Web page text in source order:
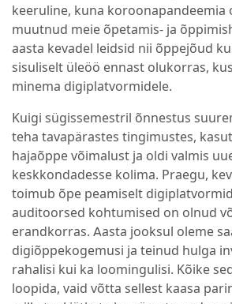
keeruline, kuna koroonapandeemia
muutnud meie õpetamis- ja
aasta kevadel leidsid nii õppejõud
sisuliselt üleöö ennast olukorras,
minema digiplatvormidele.
Kuigi sügissemestril õnnestus
teha tavapärastes tingimustes,
hajaõppe võimalust ja oldi valmis
keskkondadesse kolima. Praegu,
toimub õpe peamiselt
auditoorsed kohtumised on olnud
erandkorras. Aasta jooksul oleme
digiõppekogemusi ja teinud hulga
rahalisi kui ka loomingulisi. Kõike
loopida, vaid võtta sellest kaasa